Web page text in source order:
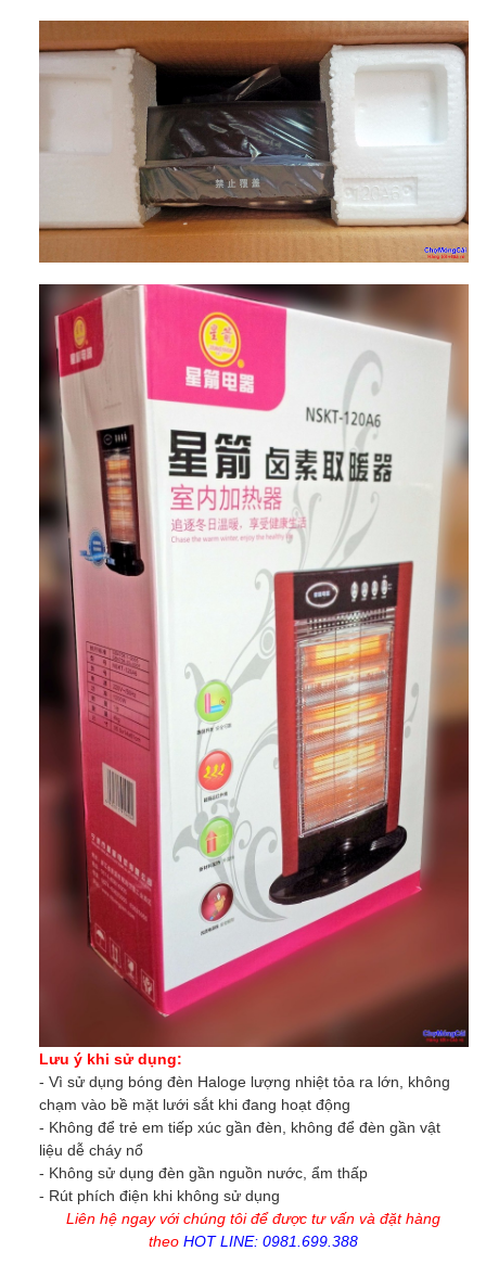
Lưu ý khi sử dụng:
- Vì sử dụng bóng đèn Haloge lượng nhiệt tỏa ra lớn, không
chạm vào bề mặt lưới sắt khi đang hoạt động
- Không để trẻ em tiếp xúc gần đèn, không để đèn gần vật
liệu dễ cháy nổ
- Không sử dụng đèn gần nguồn nước, ẩm thấp
- Rút phích điện khi không sử dụng
Liên hệ ngay với chúng tôi để được tư vấn và đặt hàng
theoHOT LINE: 0981.699.388